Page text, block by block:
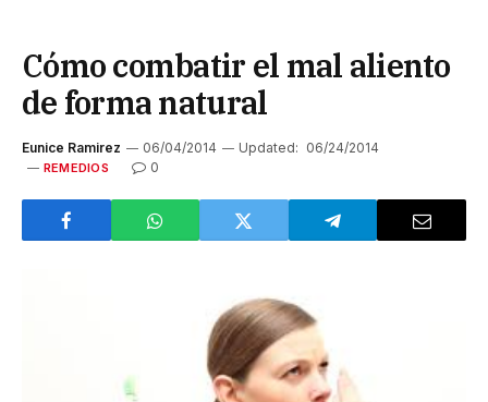
Cómo combatir el mal aliento
de forma natural
Eunice Ramirez 06/04/2014 Updated: 06/24/2014
REMEDIOS 0